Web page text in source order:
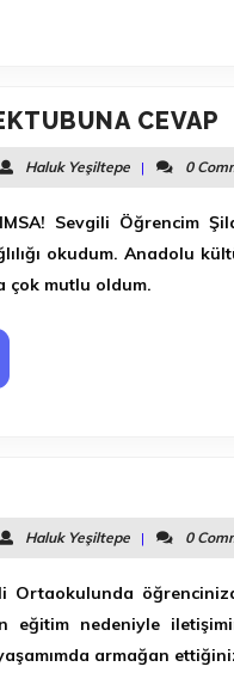
CEVAP
Haluk YeşiltepeHaluk
Yeşiltepe
| 0
Sevgili Öğrencim
okudum. Anadolu
çok mutlu oldum.
Haluk YeşiltepeHaluk
Yeşiltepe
| 0
Ortaokulunda
eğitim nedeniyle
armağan